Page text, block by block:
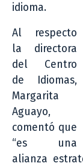
idioma.
Al respecto
la directora
del Centro
de Idiomas,
Margarita
Aguayo,
comentó que
“es una
alianza